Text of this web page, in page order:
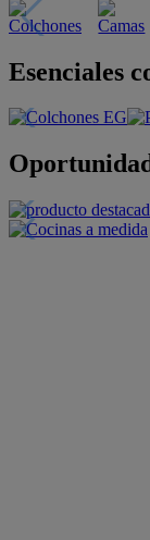
Esenciales